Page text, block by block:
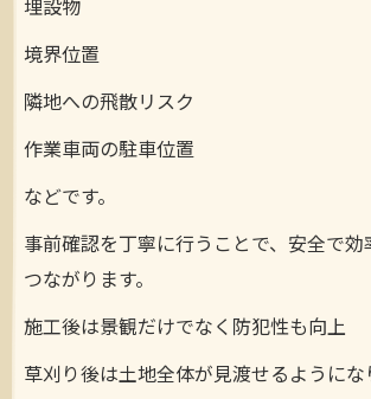
埋設物
境界位置
隣地への飛散リスク
作業車両の駐車位置
などです。
事前確認を丁寧に行うことで、安全で
つながります。
施工後は景観だけでなく防犯性も向上
草刈り後は土地全体が見渡せるようにな